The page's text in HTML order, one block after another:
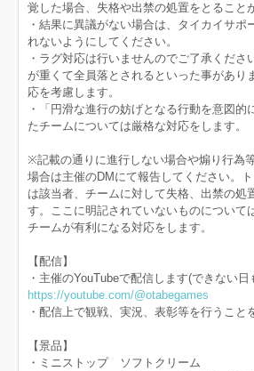
覚した場合、失格や出禁の処置をとること
・結果に異議がない場合は、タイカイサポ
れないようにしてください。
・ラグ対応は行いませんのでご了承くださ
が重くて全員落とされるといった事があり
応を考慮します。
・「円滑な進行の妨げとなる行動を意図的
たチームについては厳格な対応をします。
※記載の通りに進行しない場合や煽り行為
場合は主催のDMにて報告してください。
は該当者、チームに対して失格、出禁の処
す。ここに明記されていないものについて
チームが有利になる対応をします。
【配信】
・主催のYouTubeで配信します(できない日
https://youtube.com/@otabegames
・配信上で観戦、実況、表彰等を行うこと
【景品】
・ミニストップ ソフトクリーム